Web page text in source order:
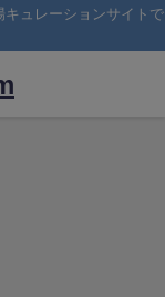
キュレーションサイトで